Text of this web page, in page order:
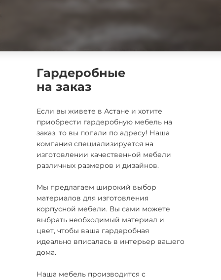
Если вы живете в Астане и хотите
приобрести гардеробную мебель на
заказ, то вы попали по адресу! Наша
компания специализируется на
изготовлении качественной мебели
различных размеров и дизайнов.
Мы предлагаем широкий выбор
материалов для изготовления
корпусной мебели. Вы сами можете
выбрать необходимый материал и
цвет, чтобы ваша гардеробная
идеально вписалась в интерьер вашего
дома.
Наша мебель производится с
Гардеробные
на заказ